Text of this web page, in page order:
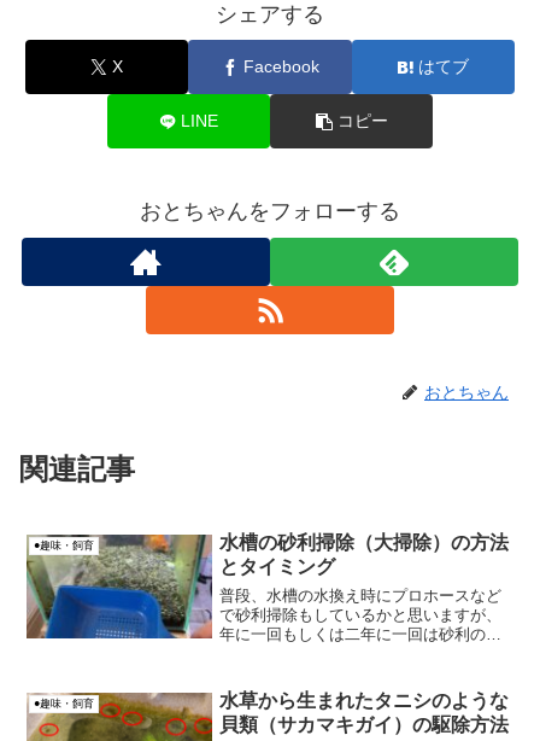
シェアする
X Facebook はてブ
LINE コピー
おとちゃんをフォローする
おとちゃん
関連記事
●趣味・飼育
水槽の砂利掃除（大掃除）の方法
とタイミング
普段、水槽の水換え時にプロホースなど
で砂利掃除もしているかと思いますが、
年に一回もしくは二年に一回は砂利の大
●趣味・飼育
水草から生まれたタニシのような
貝類（サカマキガイ）の駆除方法